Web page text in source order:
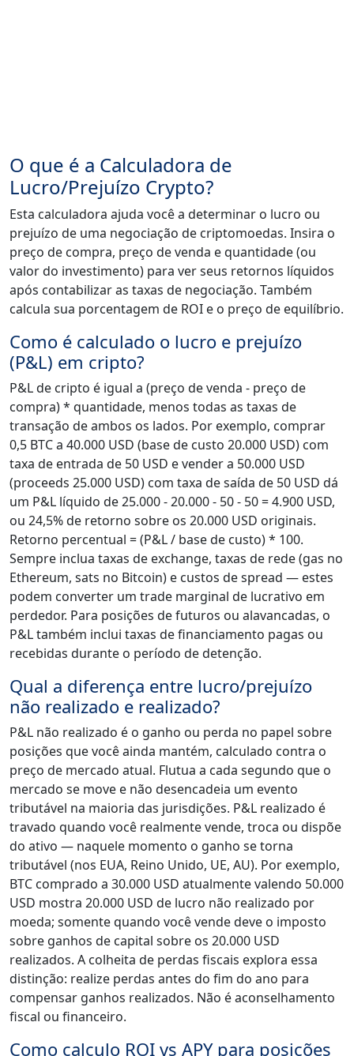
O que é a Calculadora de
Lucro/Prejuízo Crypto?
Esta calculadora ajuda você a determinar o lucro ou
prejuízo de uma negociação de criptomoedas. Insira o
preço de compra, preço de venda e quantidade (ou
valor do investimento) para ver seus retornos líquidos
após contabilizar as taxas de negociação. Também
calcula sua porcentagem de ROI e o preço de equilíbrio.
Como é calculado o lucro e prejuízo
(P&L) em cripto?
P&L de cripto é igual a (preço de venda - preço de
compra) * quantidade, menos todas as taxas de
transação de ambos os lados. Por exemplo, comprar
0,5 BTC a 40.000 USD (base de custo 20.000 USD) com
taxa de entrada de 50 USD e vender a 50.000 USD
(proceeds 25.000 USD) com taxa de saída de 50 USD dá
um P&L líquido de 25.000 - 20.000 - 50 - 50 = 4.900 USD,
ou 24,5% de retorno sobre os 20.000 USD originais.
Retorno percentual = (P&L / base de custo) * 100.
Sempre inclua taxas de exchange, taxas de rede (gas no
Ethereum, sats no Bitcoin) e custos de spread — estes
podem converter um trade marginal de lucrativo em
perdedor. Para posições de futuros ou alavancadas, o
P&L também inclui taxas de financiamento pagas ou
recebidas durante o período de detenção.
Qual a diferença entre lucro/prejuízo
não realizado e realizado?
P&L não realizado é o ganho ou perda no papel sobre
posições que você ainda mantém, calculado contra o
preço de mercado atual. Flutua a cada segundo que o
mercado se move e não desencadeia um evento
tributável na maioria das jurisdições. P&L realizado é
travado quando você realmente vende, troca ou dispõe
do ativo — naquele momento o ganho se torna
tributável (nos EUA, Reino Unido, UE, AU). Por exemplo,
BTC comprado a 30.000 USD atualmente valendo 50.000
USD mostra 20.000 USD de lucro não realizado por
moeda; somente quando você vende deve o imposto
sobre ganhos de capital sobre os 20.000 USD
realizados. A colheita de perdas fiscais explora essa
distinção: realize perdas antes do fim do ano para
compensar ganhos realizados. Não é aconselhamento
fiscal ou financeiro.
Como calculo ROI vs APY para posições